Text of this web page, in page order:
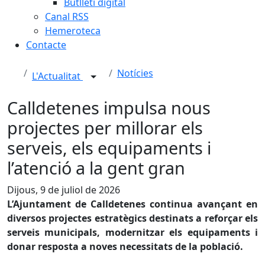
Canal RSS
Hemeroteca
Contacte
L'Actualitat Notícies
Calldetenes impulsa nous
projectes per millorar els
serveis, els equipaments i
l’atenció a la gent gran
Dijous, 9 de juliol de 2026
L’Ajuntament de Calldetenes continua avançant en
diversos projectes estratègics destinats a reforçar els
serveis municipals, modernitzar els equipaments i
donar resposta a noves necessitats de la població.